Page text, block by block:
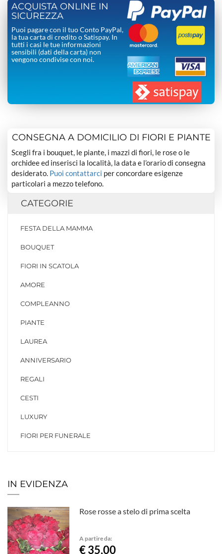
ACQUISTA ONLINE IN
SICUREZZA
Puoi pagare con il tuo Conto PayPal,
la tua carta di credito o Satispay. In
tutti i casi le tue informazioni
sensibili (dati della carta) non
vengono condivise con noi.
CONSEGNA A DOMICILIO DI FIORI E PIANTE
Scegli fra i bouquet, le piante, i mazzi di fiori, le rose o le
orchidee ed inserisci la località, la data e l’orario di consegna
desiderato. Puoi contattarci per concordare esigenze
particolari a mezzo telefono.
CATEGORIE
FESTA DELLA MAMMA
BOUQUET
FIORI IN SCATOLA
AMORE
COMPLEANNO
PIANTE
LAUREA
ANNIVERSARIO
REGALI
CESTI
LUXURY
FIORI PER FUNERALE
IN EVIDENZA
Rose rosse a stelo di prima scelta
A partire da:
€ 35,00